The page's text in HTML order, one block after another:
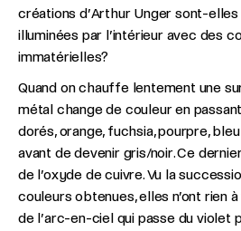
créations d’Arthur Unger sont-
illuminées par l’intérieur avec des
immatérielles?
Quand on chauffe lentement une
métal change de couleur en
dorés, orange, fuchsia, pourpre,
avant de devenir gris/noir. Ce
de l’oxyde de cuivre. Vu la
couleurs obtenues, elles n’ont rien
de l’arc-en-ciel qui passe du violet